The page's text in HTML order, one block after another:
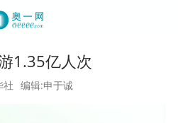
1.35亿人次
社 编辑:申于诚